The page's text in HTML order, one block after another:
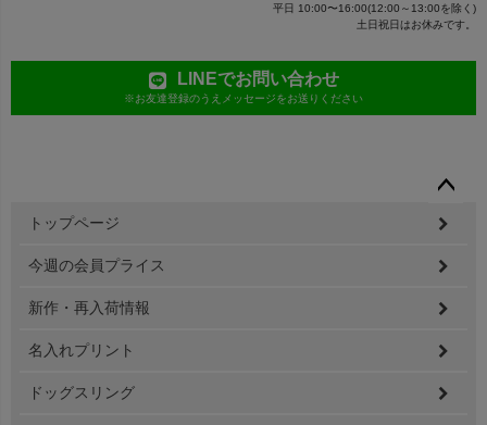
平日 10:00〜16:00(12:00～13:00を除く)
土日祝日はお休みです。
LINEでお問い合わせ
※お友達登録のうえメッセージをお送りください
ペー
ップ
トップページ
今週の会員プライス
新作・再入荷情報
名入れプリント
ドッグスリング